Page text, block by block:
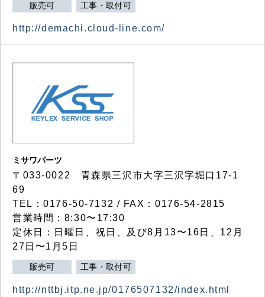
販売可 工事・取付可
http://demachi.cloud-line.com/
ミサワパーツ
〒033-0022 青森県三沢市大字三沢字堀口17-1
69
TEL：0176-50-7132 / FAX：0176-54-2815
営業時間：8:30〜17:30
定休日：日曜日、祝日、及び8月13〜16日、12月
27日〜1月5日
販売可 工事・取付可
http://nttbj.itp.ne.jp/0176507132/index.html